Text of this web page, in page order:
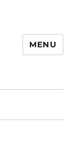
MENU